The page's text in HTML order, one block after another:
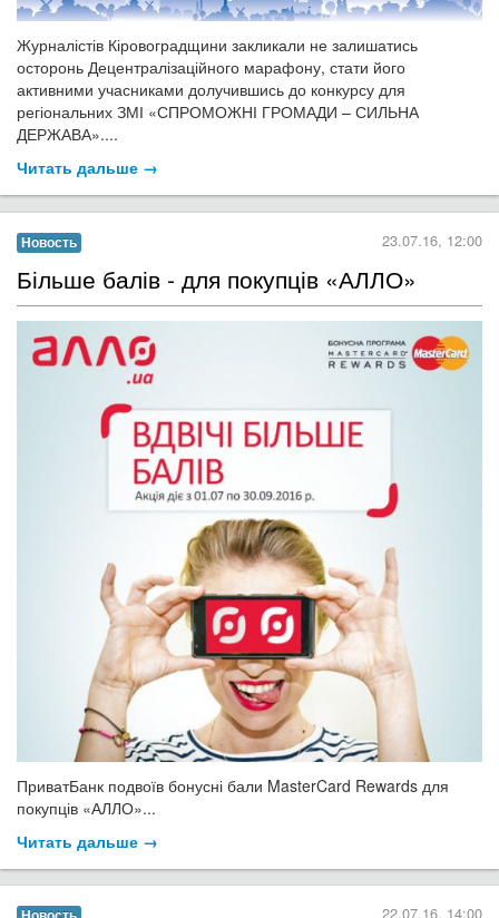
Журналістів Кіровоградщини закликали не залишатись
осторонь Децентралізаційного марафону, стати його
активними учасниками долучившись до конкурсу для
регіональних ЗМІ «СПРОМОЖНІ ГРОМАДИ – СИЛЬНА
ДЕРЖАВА»....
Читать дальше →
Новость 23.07.16, 12:00
Більше балів - для покупців «АЛЛО»
ПриватБанк подвоїв бонусні бали MasterCard Rewards для
покупців «АЛЛО»...
Читать дальше →
22.07.16, 14:00